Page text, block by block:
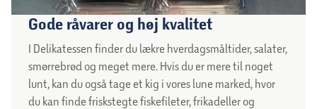
Gode råvarer og høj kvalitet
I Delikatessen finder du lækre hverdagsmåltider, salater,
smørrebrød og meget mere. Hvis du er mere til noget
lunt, kan du også tage et kig i vores lune marked, hvor
du kan finde friskstegte fiskefileter, frikadeller og